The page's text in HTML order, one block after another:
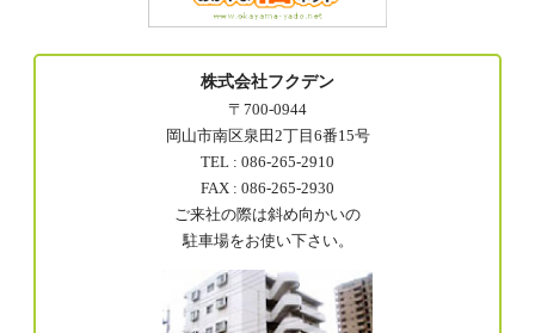
株式会社フクデン
〒700-0944
岡山市南区泉田2丁目6番15号
TEL : 086-265-2910
FAX : 086-265-2930
ご来社の際は斜め向かいの
駐車場をお使い下さい。